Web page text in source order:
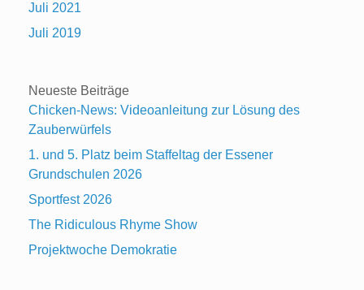
Juli 2021
Juli 2019
Neueste Beiträge
Chicken-News: Videoanleitung zur Lösung des
Zauberwürfels
1. und 5. Platz beim Staffeltag der Essener
Grundschulen 2026
Sportfest 2026
The Ridiculous Rhyme Show
Projektwoche Demokratie